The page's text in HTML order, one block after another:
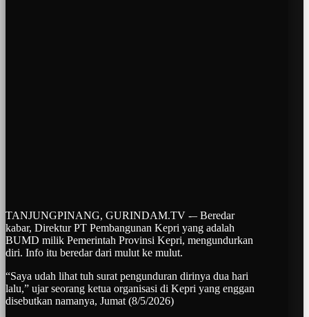
TANJUNGPINANG, GURINDAM.TV -– Beredar
kabar, Direktur PT Pembangunan Kepri yang adalah
BUMD milik Pemerintah Provinsi Kepri, mengundurkan
diri. Info itu beredar dari mulut ke mulut.
“Saya udah lihat tuh surat pengunduran dirinya dua hari
lalu,” ujar seorang ketua organisasi di Kepri yang enggan
disebutkan namanya, Jumat (8/5/2026)